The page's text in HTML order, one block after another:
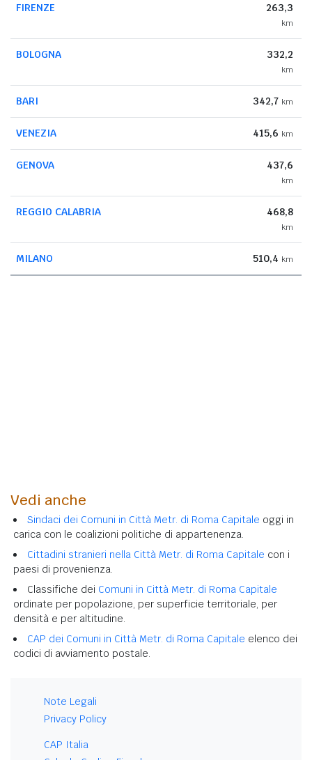
FIRENZE 263,3
km
BOLOGNA 332,2
km
BARI 342,7 km
VENEZIA 415,6 km
GENOVA 437,6
km
REGGIO CALABRIA 468,8
km
MILANO 510,4 km
Vedi anche
Sindaci dei Comuni in Città Metr. di Roma Capitale oggi in
carica con le coalizioni politiche di appartenenza.
Cittadini stranieri nella Città Metr. di Roma Capitale con i
paesi di provenienza.
Classifiche dei Comuni in Città Metr. di Roma Capitale
ordinate per popolazione, per superficie territoriale, per
densità e per altitudine.
CAP dei Comuni in Città Metr. di Roma Capitale elenco dei
codici di avviamento postale.
Note Legali
Privacy Policy
CAP Italia